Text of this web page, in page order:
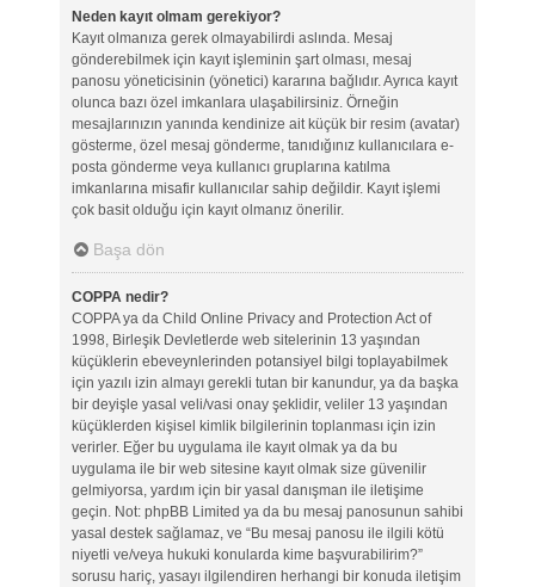
Neden kayıt olmam gerekiyor?
Kayıt olmanıza gerek olmayabilirdi aslında. Mesaj
gönderebilmek için kayıt işleminin şart olması, mesaj
panosu yöneticisinin (yönetici) kararına bağlıdır. Ayrıca kayıt
olunca bazı özel imkanlara ulaşabilirsiniz. Örneğin
mesajlarınızın yanında kendinize ait küçük bir resim (avatar)
gösterme, özel mesaj gönderme, tanıdığınız kullanıcılara e-
posta gönderme veya kullanıcı gruplarına katılma
imkanlarına misafir kullanıcılar sahip değildir. Kayıt işlemi
çok basit olduğu için kayıt olmanız önerilir.
Başa dön
COPPA nedir?
COPPA ya da Child Online Privacy and Protection Act of
1998, Birleşik Devletlerde web sitelerinin 13 yaşından
küçüklerin ebeveynlerinden potansiyel bilgi toplayabilmek
için yazılı izin almayı gerekli tutan bir kanundur, ya da başka
bir deyişle yasal veli/vasi onay şeklidir, veliler 13 yaşından
küçüklerden kişisel kimlik bilgilerinin toplanması için izin
verirler. Eğer bu uygulama ile kayıt olmak ya da bu
uygulama ile bir web sitesine kayıt olmak size güvenilir
gelmiyorsa, yardım için bir yasal danışman ile iletişime
geçin. Not: phpBB Limited ya da bu mesaj panosunun sahibi
yasal destek sağlamaz, ve “Bu mesaj panosu ile ilgili kötü
niyetli ve/veya hukuki konularda kime başvurabilirim?”
sorusu hariç, yasayı ilgilendiren herhangi bir konuda iletişim